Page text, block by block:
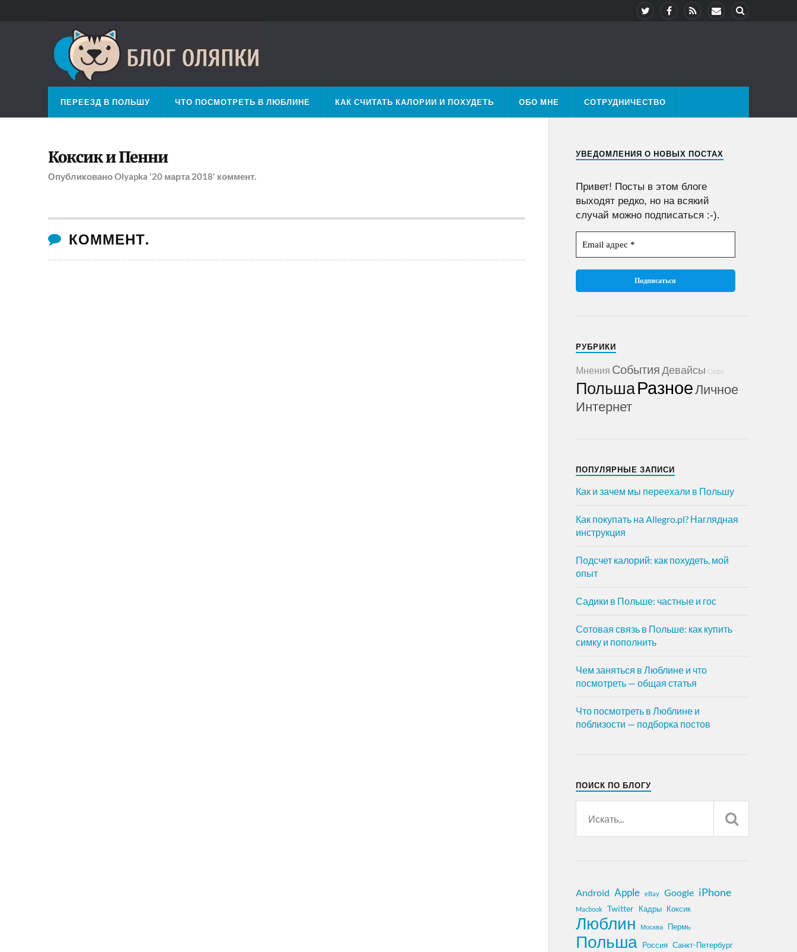
ПЕРЕЕЗД В ПОЛЬШУ ЧТО ПОСМОТРЕТЬ В ЛЮБЛИНЕ КАК СЧИТАТЬ КАЛОРИИ И ПОХУДЕТЬ ОБО МНЕ СОТРУДНИЧЕСТВО
Коксик и Пенни
ОпубликованоOlyapka '20 марта 2018' коммент.
КОММЕНТ.
УВЕДОМЛЕНИЯ О НОВЫХ ПОСТАХ
Привет! Посты в этом блоге
выходят редко, но на всякий
случай можно подписаться :-).
РУБРИКИ
Мнения СобытияДевайсы Софт
ПольшаРазноеЛичное
Интернет
ПОПУЛЯРНЫЕ ЗАПИСИ
Как и зачем мы переехали в Польшу
Как покупать на Allegro.pl? Наглядная
инструкция
Подсчет калорий: как похудеть, мой
опыт
Садики в Польше: частные и гос
Сотовая связь в Польше: как купить
симку и пополнить
Чем заняться в Люблине и что
посмотреть — общая статья
Что посмотреть в Люблине и
поблизости — подборка постов
ПОИСК ПО БЛОГУ
Android Apple eBay Google iPhone
Macbook Twitter Кадры Коксик
Люблин Москва Пермь
Польша Россия Санкт-Петербург